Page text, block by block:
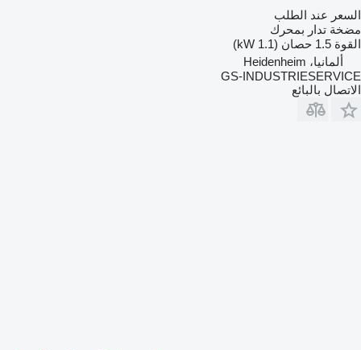
السعر عند الطلب
مضخة تدار بمحرك
القوة 1.5 حصان (1.1 kW)
ألمانيا، Heidenheim
GS-INDUSTRIESERVICE
الاتصال بالبائع